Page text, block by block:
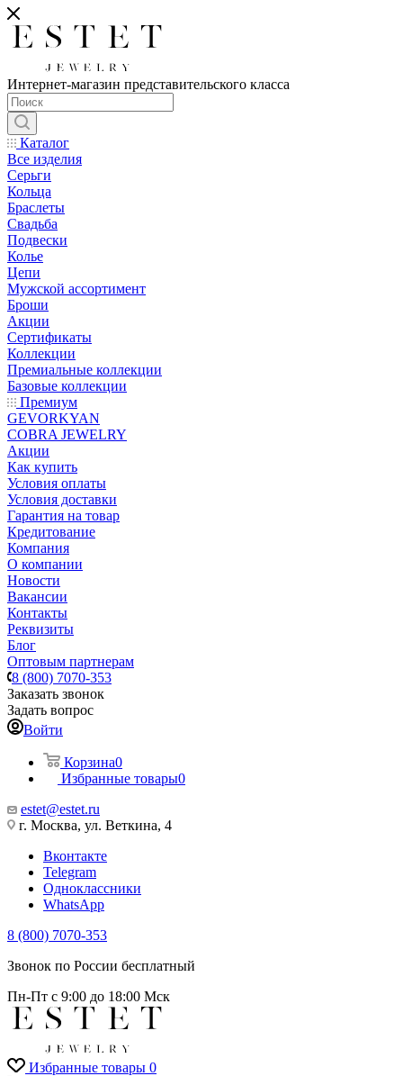
Интернет-магазин представительского класса
Каталог
Все изделия
Серьги
Кольца
Браслеты
Свадьба
Подвески
Колье
Цепи
Мужской ассортимент
Броши
Акции
Сертификаты
Коллекции
Премиальные коллекции
Базовые коллекции
Премиум
GEVORKYAN
COBRA JEWELRY
Акции
Как купить
Условия оплаты
Условия доставки
Гарантия на товар
Кредитование
Компания
О компании
Новости
Вакансии
Контакты
Реквизиты
Блог
Оптовым партнерам
8 (800) 7070-353
Заказать звонок
Задать вопрос
Войти
Корзина0
Избранные товары0
estet@estet.ru
г. Москва, ул. Веткина, 4
Вконтакте
Telegram
Одноклассники
WhatsApp
8 (800) 7070-353
Звонок по России бесплатный
Пн-Пт с 9:00 до 18:00 Мск
Избранные товары 0